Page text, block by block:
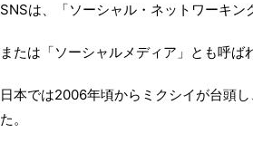
SNSは、「ソーシャル・ネットワーキン
または「ソーシャルメディア」とも呼ば
日本では2006年頃からミクシイが台頭
た。